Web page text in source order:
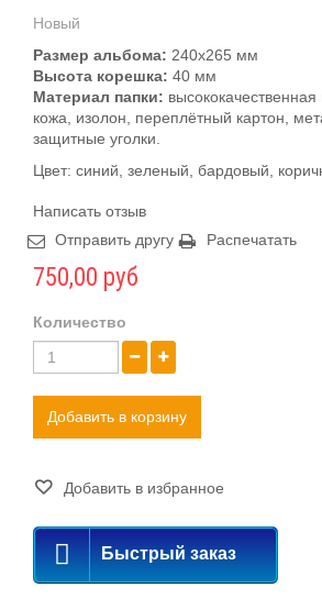
Новый
Размер альбома: 240х265 мм
Высота корешка: 40 мм
Материал папки: высококачественная
кожа, изолон, переплётный картон,
защитные уголки.
Цвет: синий, зеленый, бардовый,
Написать отзыв
Отправить другу
Распечатать
750,00 руб
Количество
Добавить в корзину
Добавить в избранное
Быстрый заказ